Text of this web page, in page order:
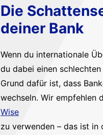
Die
deiner Bank
Wenn du internationale
du dabei einen
Grund dafür ist, dass
wechseln. Wir empfehlen
Wise
zu verwenden – das ist in